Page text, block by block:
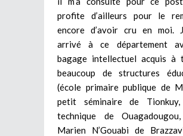
profite d’ailleurs pour le
encore d’avoir cru en moi.
arrivé à ce département
bagage intellectuel acquis à
beaucoup de structures
(école primaire publique de
petit séminaire de Tionkuy,
technique de
Marien N’Gouabi de